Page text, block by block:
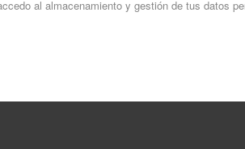
al almacenamiento y gestión de tus datos